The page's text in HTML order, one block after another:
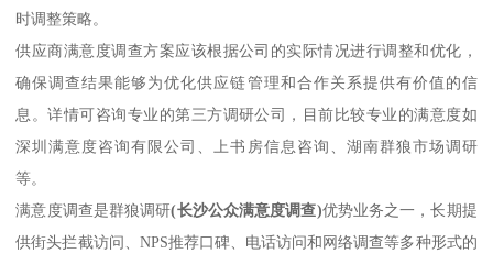
时调整策略。
供应商满意度调查方案应该根据公司的实际情况进行调整和优化，
确保调查结果能够为优化供应链管理和合作关系提供有价值的信
息。详情可咨询专业的第三方调研公司，目前比较专业的满意度如
深圳满意度咨询有限公司、上书房信息咨询、湖南群狼市场调研
等。
满意度调查是群狼调研(长沙公众满意度调查)优势业务之一，长期提
供街头拦截访问、NPS推荐口碑、电话访问和网络调查等多种形式的